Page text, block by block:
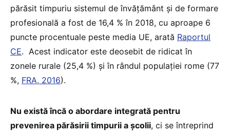
părăsit timpuriu sistemul de învățământ și de formare
profesională a fost de 16,4 % în 2018, cu aproape 6
puncte procentuale peste media UE, arată Raportul
CE. Acest indicator este deosebit de ridicat în
zonele rurale (25,4 %) și în rândul populației rome (77
%, FRA, 2016).
Nu există încă o abordare integrată pentru
prevenirea părăsirii timpurii a școlii, ci se întreprind